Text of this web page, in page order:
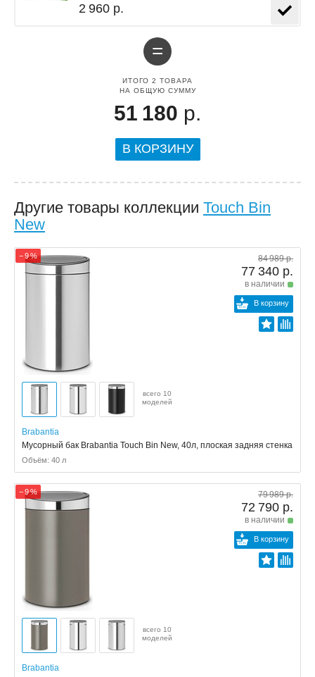
2 960 р.
=
ИТОГО 2 ТОВАРА
НА ОБЩУЮ СУММУ
51 180 р.
В КОРЗИНУ
Другие товары коллекции Touch Bin
New
− 9 % 84 989 р.
77 340 р.
в наличии
В корзину
всего 10
моделей
Brabantia
Мусорный бак Brabantia Touch Bin New, 40л, плоская задняя стенка
Объём: 40 л
− 9 % 79 989 р.
72 790 р.
в наличии
В корзину
всего 10
моделей
Brabantia